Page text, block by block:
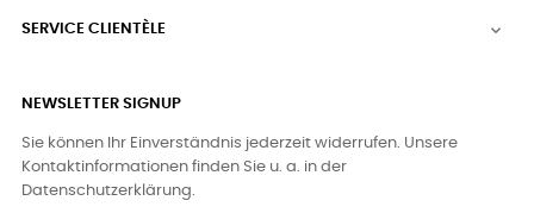
SERVICE CLIENTÈLE 
NEWSLETTER SIGNUP
Sie können Ihr Einverständnis jederzeit widerrufen. Unsere
Kontaktinformationen finden Sie u. a. in der
Datenschutzerklärung.